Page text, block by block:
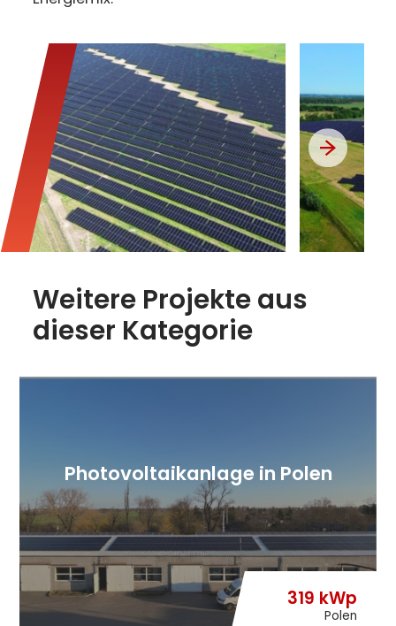
Weitere Projekte aus
dieser Kategorie
Photovoltaikanlage in Polen
319 kWp
Polen